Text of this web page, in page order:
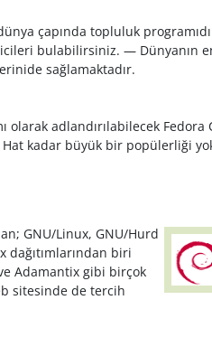
çapında topluluk
bulabilirsiniz. — Dünyanın
sağlamaktadır.
olarak adlandırılabilecek Fedora
kadar büyük bir popülerliği
GNU/Linux, GNU/Hurd
dağıtımlarından biri
Adamantix gibi birçok
sitesinde de tercih